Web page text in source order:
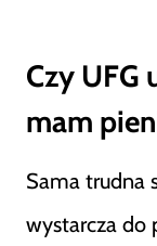
Czy UFG
mam
Sama trudna
wystarcza do